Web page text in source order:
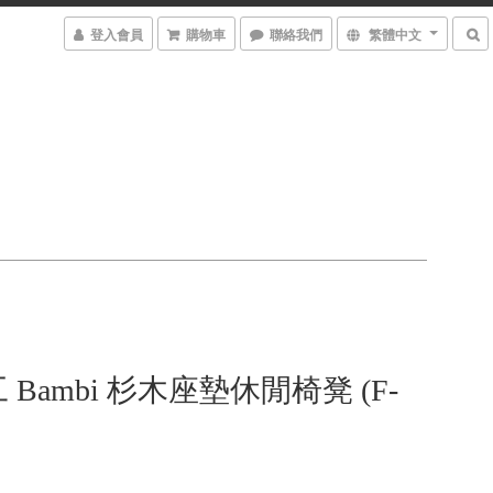
登入會員 購物車 聯絡我們 繁體中文
Bambi 杉木座墊休閒椅凳 (F-